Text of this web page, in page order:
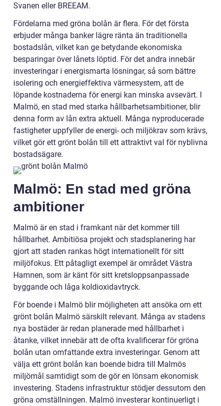
Svanen eller BREEAM.
Fördelarna med gröna bolån är flera. För det första
erbjuder många banker lägre ränta än traditionella
bostadslån, vilket kan ge betydande ekonomiska
besparingar över lånets löptid. För det andra innebär
investeringar i energismarta lösningar, så som bättre
isolering och energieffektiva värmesystem, att de
löpande kostnaderna för energi kan minska avsevärt. I
Malmö, en stad med starka hållbarhetsambitioner, blir
denna form av lån extra aktuell. Många nyproducerade
fastigheter uppfyller de energi- och miljökrav som krävs,
vilket gör ett grönt bolån till ett attraktivt val för nyblivna
bostadsägare.
Malmö: En stad med gröna
ambitioner
Malmö är en stad i framkant när det kommer till
hållbarhet. Ambitiösa projekt och stadsplanering har
gjort att staden rankas högt internationellt för sitt
miljöfokus. Ett påtagligt exempel är området Västra
Hamnen, som är känt för sitt kretsloppsanpassade
byggande och låga koldioxidavtryck.
För boende i Malmö blir möjligheten att ansöka om ett
grönt bolån Malmö särskilt relevant. Många av stadens
nya bostäder är redan planerade med hållbarhet i
åtanke, vilket innebär att de ofta kvalificerar för gröna
bolån utan omfattande extra investeringar. Genom att
välja ett grönt bolån kan boende bidra till Malmös
miljömål samtidigt som de gör en lönsam ekonomisk
investering. Stadens infrastruktur stödjer dessutom den
gröna omställningen. Malmö investerar kontinuerligt i